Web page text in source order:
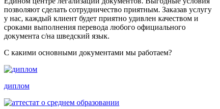
позволяют сделать сотрудничество приятным. Заказав услугу
у нас, каждый клиент будет приятно удивлен качеством и
сроками выполнения перевода любого официального
документа с/на шведский язык.
С какими основными документами мы работаем?
диплом